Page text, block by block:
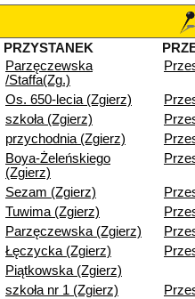
PRZYSTANEK
Parzęczewska
/Staffa(Zg.)
Os. 650-lecia (Zgierz)
szkoła (Zgierz)
przychodnia (Zgierz)
Boya-Żeleńskiego
(Zgierz)
Sezam (Zgierz)
Tuwima (Zgierz)
Parzęczewska (Zgierz)
Łęczycka (Zgierz)
Piątkowska (Zgierz)
szkoła nr 1 (Zgierz)